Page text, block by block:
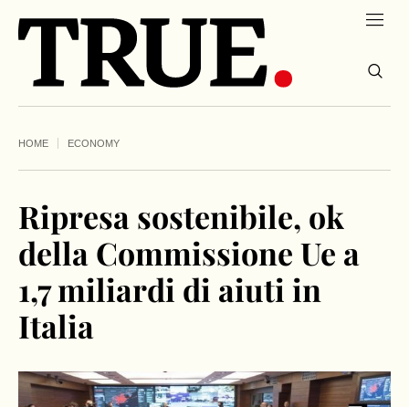
HOME ECONOMY
Ripresa sostenibile, ok
della Commissione Ue a
1,7 miliardi di aiuti in
Italia